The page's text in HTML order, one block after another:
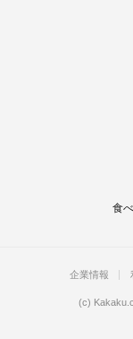
食
企業情報
(c)